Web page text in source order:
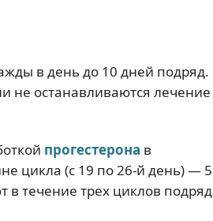
в день до 10 дней подряд.
не останавливаются лечение
прогестерона в
цикла (с 19 по 26-й день) — 5
течение трех циклов подряд